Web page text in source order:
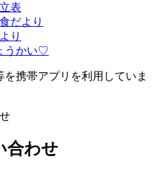
表
だより
り
うかい♡
携帯アプリを利用していま
合わせ